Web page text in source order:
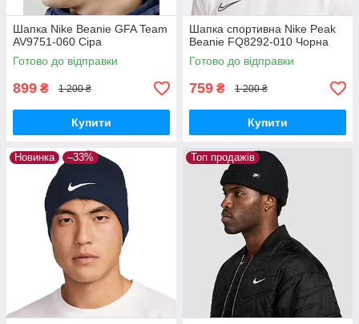
Шапка Nike Beanie GFA Team
AV9751-060 Сіра
Готово до відправки
899 ₴ 1 200 ₴
Купити
Шапка спортивна Nike Peak
Beanie FQ8292-010 Чорна
Готово до відправки
759 ₴ 1 200 ₴
Купити
Новинка –33% Топ продажів